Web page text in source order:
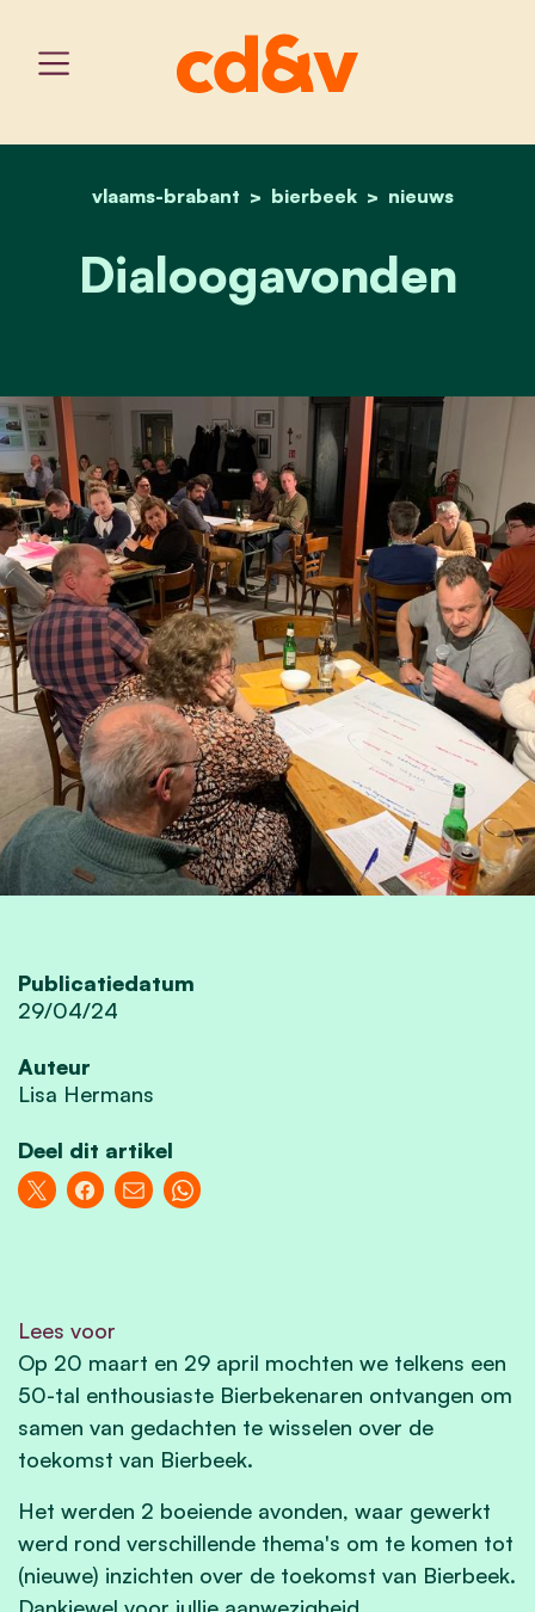
home
vlaams-brabant bierbeek nieuws
dialoogavonden
Dialoogavonden
Publicatiedatum
29/04/24
Auteur
Lisa Hermans
Deel dit artikel
Lees voor
Op 20 maart en 29 april mochten we telkens een
50-tal enthousiaste Bierbekenaren ontvangen om
samen van gedachten te wisselen over de
toekomst van Bierbeek.
Het werden 2 boeiende avonden, waar gewerkt
werd rond verschillende thema's om te komen tot
(nieuwe) inzichten over de toekomst van Bierbeek.
Dankjewel voor jullie aanwezigheid.